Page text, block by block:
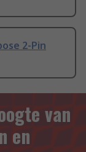
2-Pin
van
en